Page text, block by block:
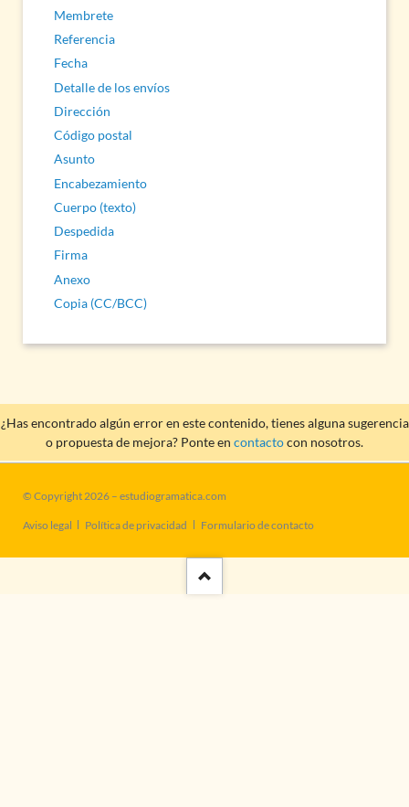
Membrete
Referencia
Fecha
Detalle de los envíos
Dirección
Código postal
Asunto
Encabezamiento
Cuerpo (texto)
Despedida
Firma
Anexo
Copia (CC/BCC)
¿Has encontrado algún error en este contenido, tienes alguna sugerencia
o propuesta de mejora? Ponte en contactocon nosotros.
© Copyright 2026 – estudiogramatica.com
Saltar
Aviso legal Política de privacidad Formulario de contacto